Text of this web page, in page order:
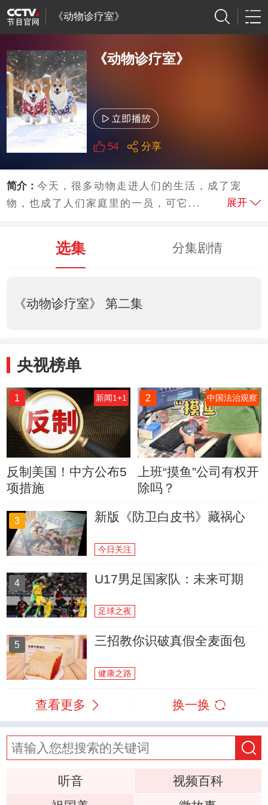
《动物诊疗室》
《动物诊疗室》
54 分享
简介：今天，很多动物走进人们的生活，成了宠
物，也成了人们家庭里的一员，可它...
展开
选集 分集剧情
《动物诊疗室》 第二集
央视榜单
1 新闻1+1
反制美国！中方公布5
项措施
2 中国法治观察
上班“摸鱼”公司有权开
除吗？
3 新版《防卫白皮书》藏祸心
今日关注
4 U17男足国家队：未来可期
足球之夜
5 三招教你识破真假全麦面包
健康之路
查看更多 换一换
听音
视频百科